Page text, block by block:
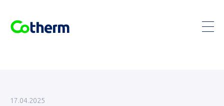
CONTENT
NOS MARCHÉS
ACTUALITÉS
17.04.2025